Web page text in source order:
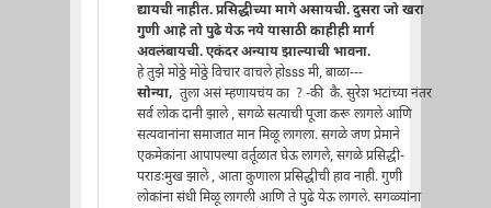
द्यायची नाहीत. प्रसिद्धीच्या मागे असायची. दुसरा जो खरा
गुणी आहे तो पुढे येऊ नये यासाठी काहीही मार्ग
अवलंबायची. एकंदर अन्याय झाल्याची भावना.
हे तुझे मोठ्ठे मोठ्ठे विचार वाचले होsss मी, बाळा---
सोन्या, तुला असं म्हणायचंय का ? -की कै. सुरेश भटांच्या नंतर
सर्व लोक दानी झाले , सगळे सत्याची पूजा करू लागले आणि
सत्यवानांना समाजात मान मिळू लागला. सगळे जण प्रेमाने
एकमेकांना आपापल्या वर्तूळात घेऊ लागले, सगळे प्रसिद्धी-
पराडःमुख झाले , आता कुणाला प्रसिद्धीची हाव नाही. गुणी
लोकांना संधी मिळू लागली आणि ते पुढे येऊ लागले. सगळ्यांना